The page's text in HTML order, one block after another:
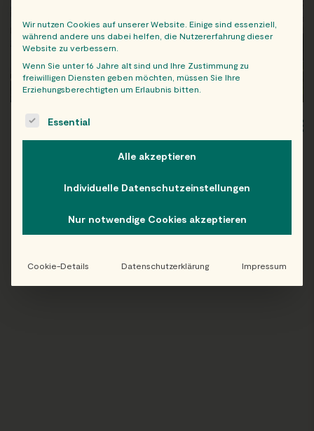
WIEN
Folge uns auf Instagram!
Wir nutzen Cookies auf unserer Website. Einige sind essenziell,
während andere uns dabei helfen, die Nutzererfahrung dieser
Website zu verbessern.
Wenn Sie unter 16 Jahre alt sind und Ihre Zustimmung zu
freiwilligen Diensten geben möchten, müssen Sie Ihre
Erziehungsberechtigten um Erlaubnis bitten.
The following is a list of service groups for which consent
Essential
Alle akzeptieren
Individuelle Datenschutzeinstellungen
Nur notwendige Cookies akzeptieren
Cookie-Details Datenschutzerklärung Impressum